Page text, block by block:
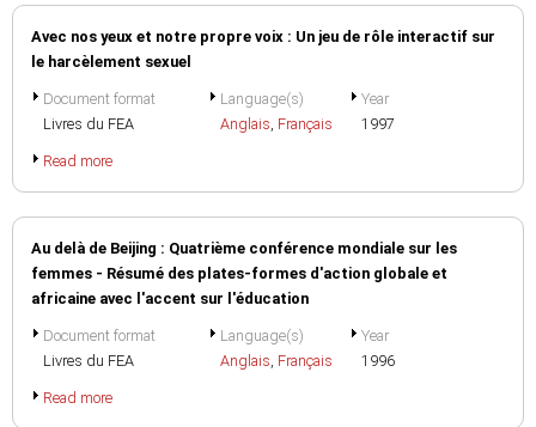
Avec nos yeux et notre propre voix : Un jeu de rôle interactif sur
le harcèlement sexuel
Document format
Livres du FEA
Language(s)
Anglais, Français
Year
1997
Read more
Au delà de Beijing : Quatrième conférence mondiale sur les
femmes - Résumé des plates-formes d'action globale et
africaine avec l'accent sur l'éducation
Document format
Livres du FEA
Language(s)
Anglais, Français
Year
1996
Read more